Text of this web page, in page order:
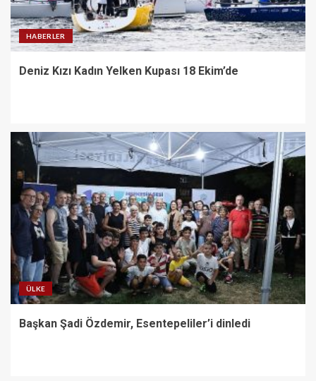
HABERLER
Deniz Kızı Kadın Yelken Kupası 18 Ekim’de
ÜLKE
Başkan Şadi Özdemir, Esentepeliler’i dinledi